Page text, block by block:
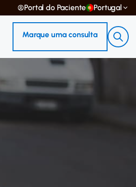
Portal do Paciente Portugal
Marque uma consulta